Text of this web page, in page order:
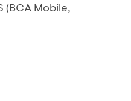
(BCA Mobile,